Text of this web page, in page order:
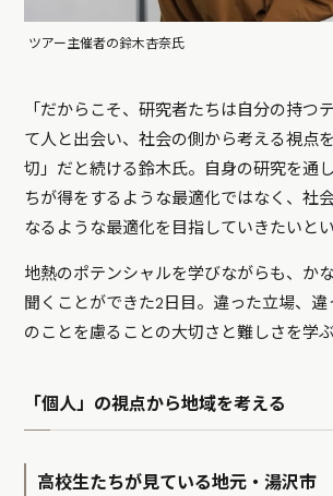
ツアー主催者の鈴木杏奈氏
「だからこそ、研究者たちは自分の持つ
て人と出会い、社会の側から考える視点
切」だと続ける鈴木氏。自身の研究を通
ちが得をするような最適化ではなく、社
なるような最適化を目指していきたいとい
地熱のポテンシャルを学びながらも、か
聞くことができた2日目。違った立場、違
のことを慮ることの大切さと難しさを学ぶ
「個人」の視点から地域を考える
高校生たちが見ている地元・湯沢市